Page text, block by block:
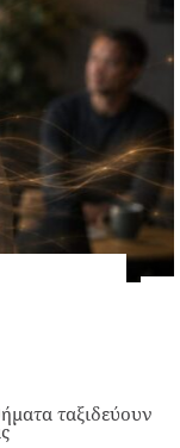
ταξιδεύουν